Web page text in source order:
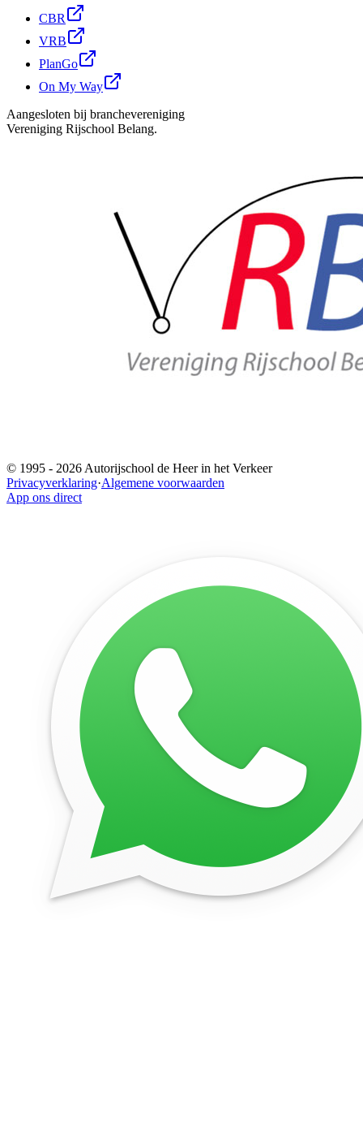
CBR
VRB
PlanGo
On My Way
Aangesloten bij branchevereniging
Vereniging Rijschool Belang.
© 1995 - 2026 Autorijschool de Heer in het Verkeer
Privacyverklaring·Algemene voorwaarden
App ons direct